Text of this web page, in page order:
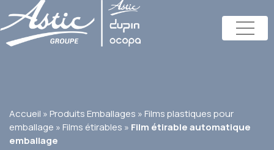
Accueil » Produits Emballages » Films plastiques pour
emballage » Films étirables » Film étirable automatique
emballage